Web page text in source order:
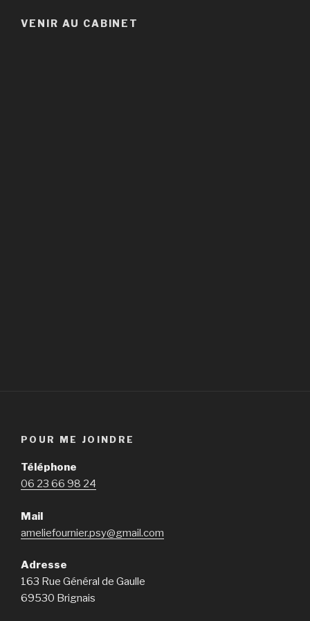
VENIR AU CABINET
POUR ME JOINDRE
Téléphone
06 23 66 98 24
Mail
ameliefournier.psy@gmail.com
Adresse
163 Rue Général de Gaulle
69530 Brignais